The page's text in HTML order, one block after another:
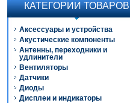
КАТЕГОРИИ ТОВАРОВ
Аксессуары и устройства
Акустические компоненты
Антенны, переходники и
удлинители
Вентиляторы
Датчики
Диоды
Дисплеи и индикаторы